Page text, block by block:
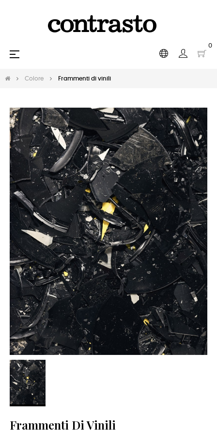
0
navigazione
☰
Colore Frammenti di vinili
Frammenti Di Vinili